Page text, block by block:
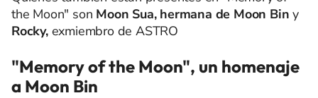
the Moon" son Moon Sua, hermana de Moon Bin y
Rocky,exmiembro de ASTRO
"Memory of the Moon", un homenaje
a Moon Bin